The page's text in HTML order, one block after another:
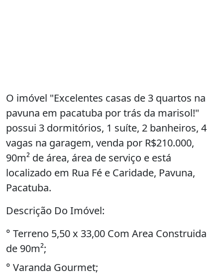
O imóvel "Excelentes casas de 3 quartos na
pavuna em pacatuba por trás da marisol!"
possui 3 dormitórios, 1 suíte, 2 banheiros, 4
vagas na garagem, venda por R$210.000,
90m² de área, área de serviço e está
localizado em Rua Fé e Caridade, Pavuna,
Pacatuba.
Descrição Do Imóvel:
° Terreno 5,50 x 33,00 Com Area Construida
de 90m²;
° Varanda Gourmet;